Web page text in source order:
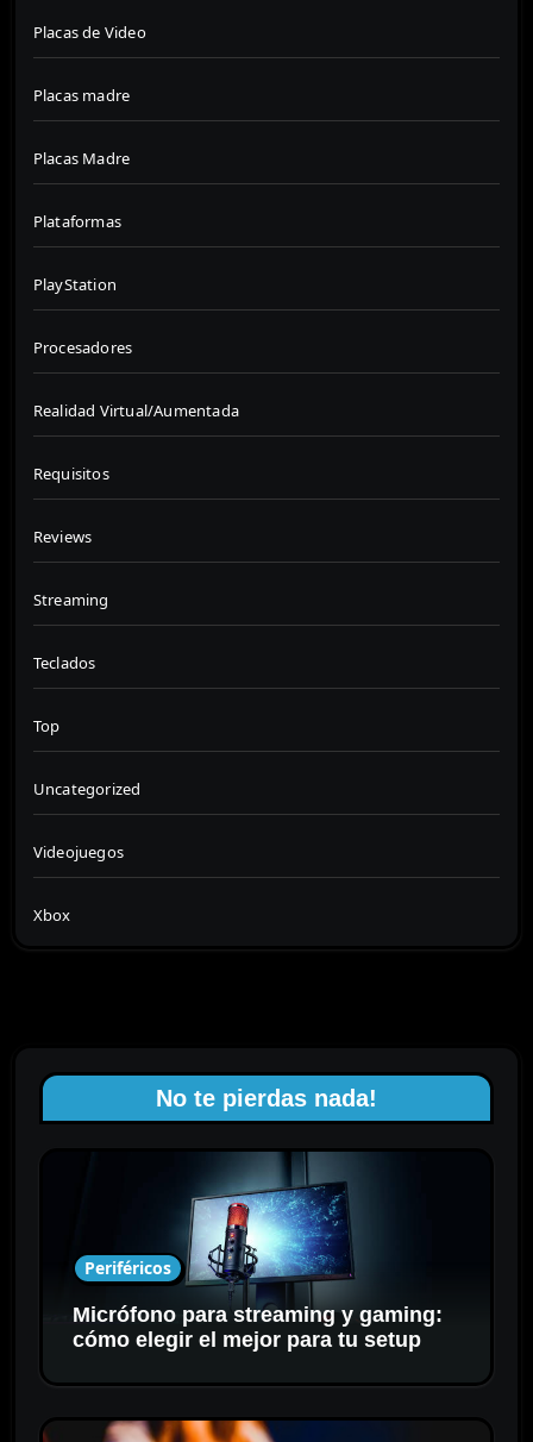
Placas de Video
Placas madre
Placas Madre
Plataformas
PlayStation
Procesadores
Realidad Virtual/Aumentada
Requisitos
Reviews
Streaming
Teclados
Top
Uncategorized
Videojuegos
Xbox
No te pierdas nada!
Periféricos
Micrófono para streaming y gaming:
cómo elegir el mejor para tu setup